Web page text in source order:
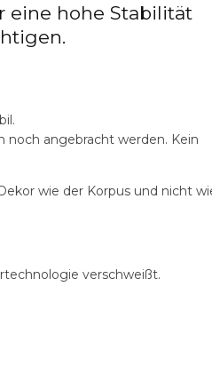
eine hohe Stabilität
noch angebracht werden. Kein
wie der Korpus und nicht
verschweißt.